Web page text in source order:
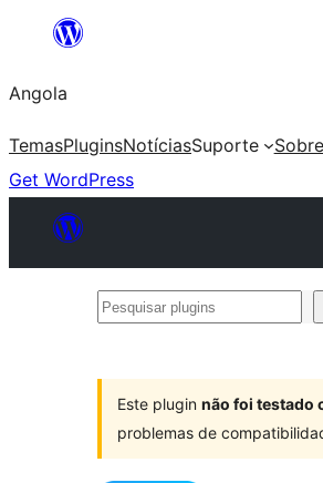
Saltar
o
conteúdo
Angola
TemasPluginsNotíciasSuporte Sobre
Get WordPress
Pesquisar
Este plugin não foi testado
problemas de